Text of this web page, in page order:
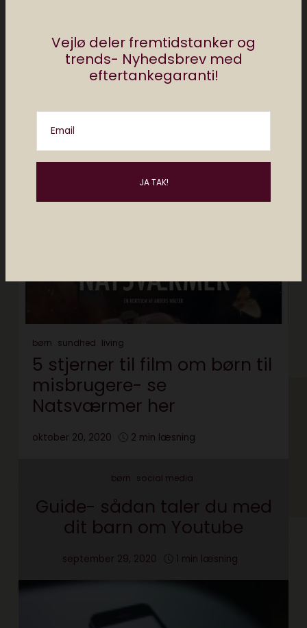
Vejlø deler fremtidstanker og
trends- Nyhedsbrev med
eftertankegaranti!
Email
børn sundhed living
5 stjerner til film om børn til
misbrugere- se
Natsværmer her
oktober 20, 2020 2 min læsning
børn social media
Guide- sådan taler du med
dit barn om Youtube
september 29, 2020 1 min læsning